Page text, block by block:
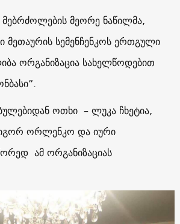
მებრძოლების მეორე ნაწილმა,
სემენჩენკოს ერთგული
ორგანიზაცია სახელწოდებით
ოთხი – ლუკა ჩხეტია,
ორლენკო და იური
ამ ორგანიზაციას